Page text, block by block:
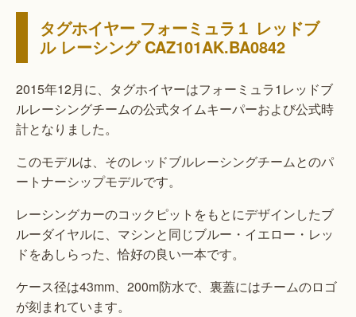
タグホイヤー フォーミュラ１ レッドブ
ル レーシング CAZ101AK.BA0842
2015年12月に、タグホイヤーはフォーミュラ1レッドブ
ルレーシングチームの公式タイムキーパーおよび公式時
計となりました。
このモデルは、そのレッドブルレーシングチームとのパ
ートナーシップモデルです。
レーシングカーのコックピットをもとにデザインしたブ
ルーダイヤルに、マシンと同じブルー・イエロー・レッ
ドをあしらった、恰好の良い一本です。
ケース径は43mm、200m防水で、裏蓋にはチームのロゴ
が刻まれています。